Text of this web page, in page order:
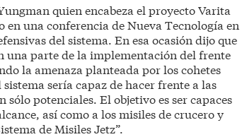
quien encabeza el proyecto Varita
una conferencia de Nueva Tecnología en
del sistema. En esa ocasión dijo que
parte de la implementación del frente
la amenaza planteada por los cohetes
sería capaz de hacer frente a las
potenciales. El objetivo es ser capaces
así como a los misiles de crucero y
de Misiles Jetz”.